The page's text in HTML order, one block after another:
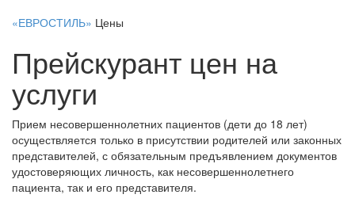
«ЕВРОСТИЛЬ» Цены
Прейскурант цен на
услуги
Прием несовершеннолетних пациентов (дети до 18 лет)
осуществляется только в присутствии родителей или законных
представителей, с обязательным предъявлением документов
удостоверяющих личность, как несовершеннолетнего
пациента, так и его представителя.